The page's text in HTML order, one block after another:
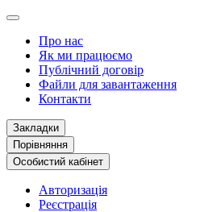
Про нас
Як ми працюємо
Публічний договір
Файли для завантаження
Контакти
Закладки
Порівняння
Особистий кабінет
Авторизація
Реєстрація